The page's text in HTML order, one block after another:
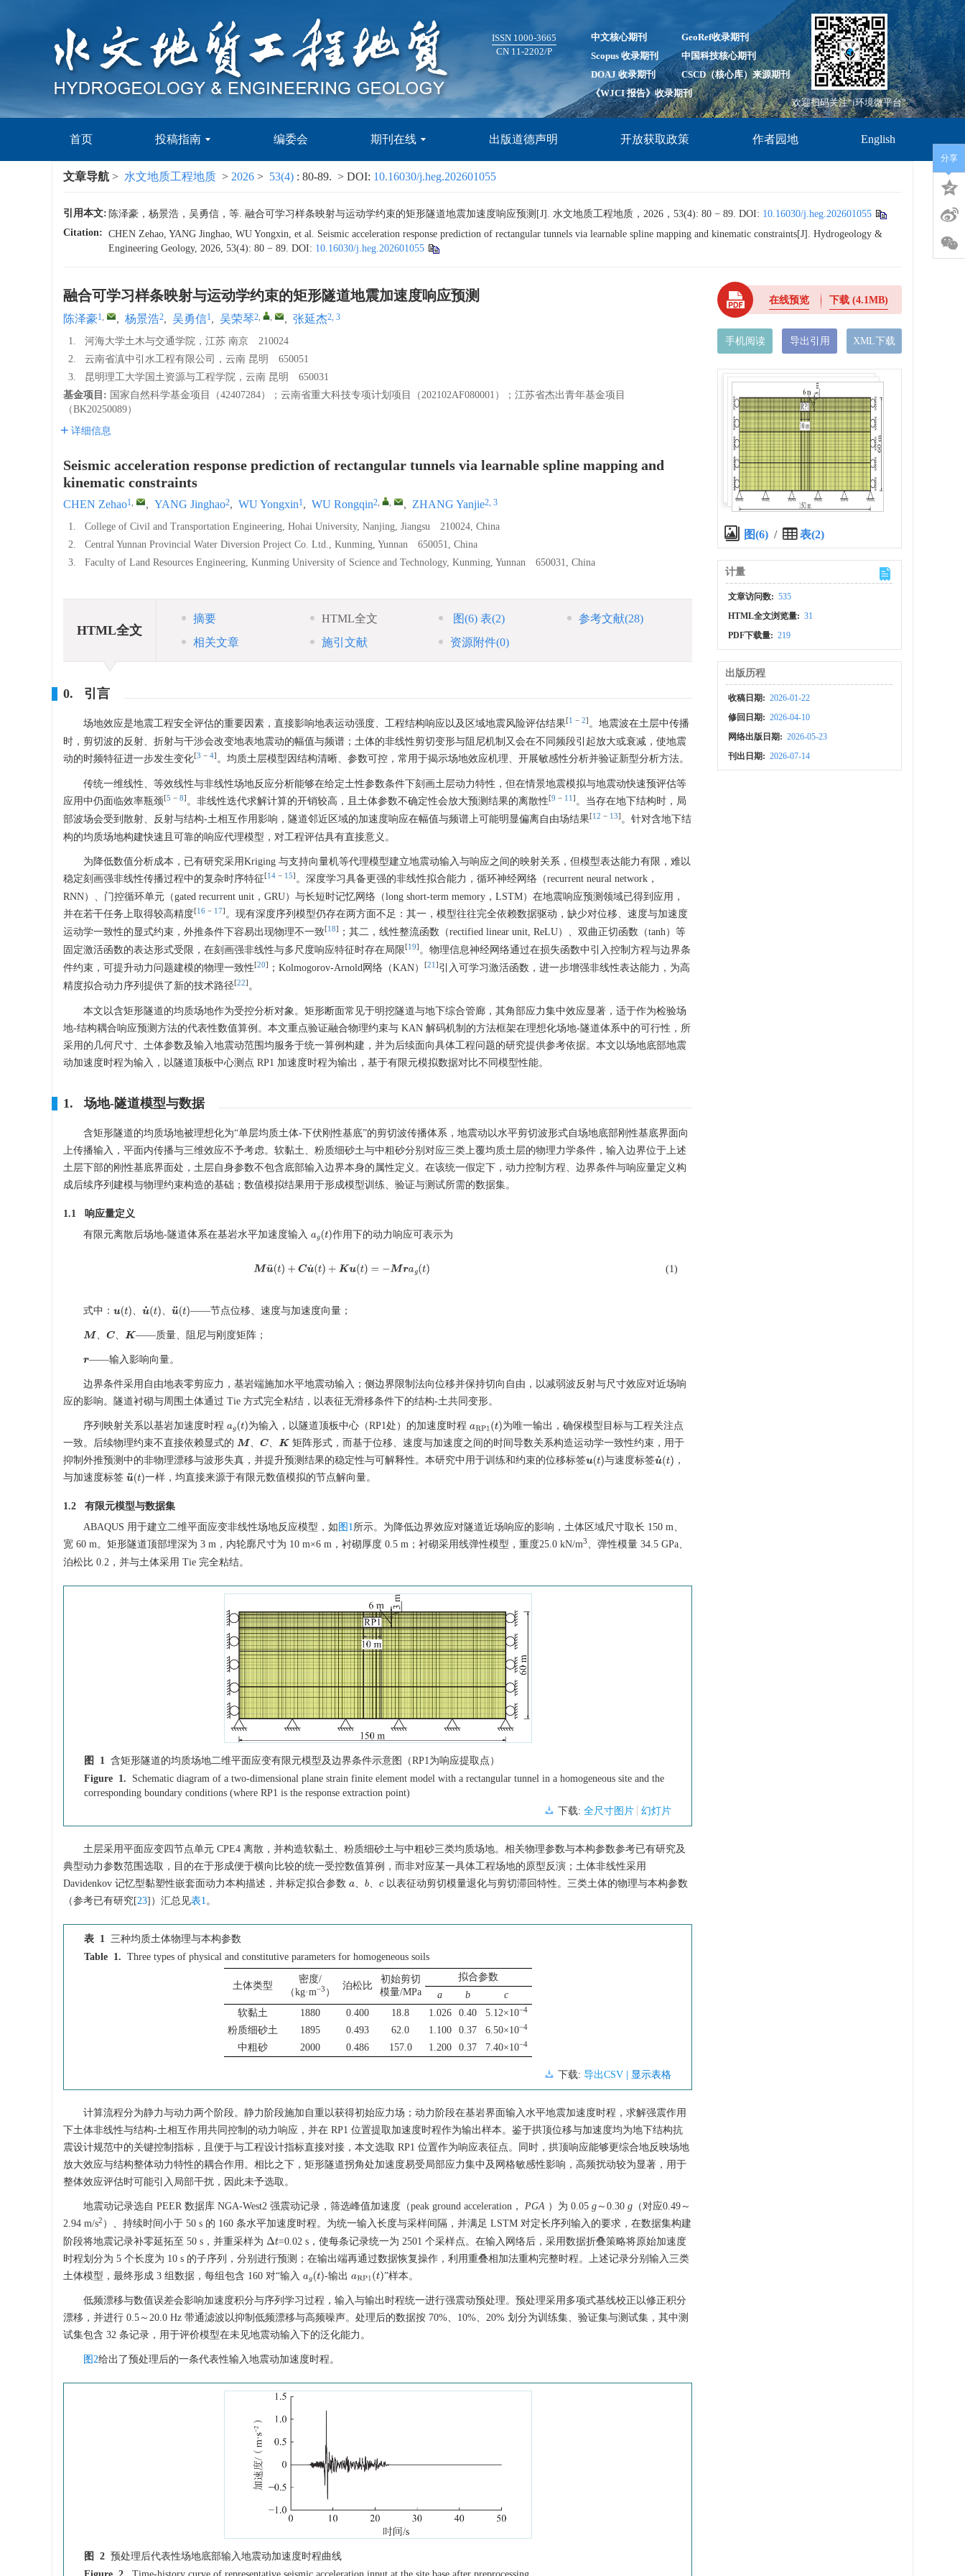
ISSN 1000-3665
CN 11-2202/P
中文核心期刊
GeoRef收录期刊
Scopus 收录期刊
中国科技核心期刊
DOAJ 收录期刊
CSCD（核心库）来源期刊
《WJCI 报告》收录期刊
欢迎扫码关注“i环境微平台”
首页 投稿指南 编委会 期刊在线 出版道德声明 开放获取政策 作者园地 English
文章导航 > 水文地质工程地质 > 2026 > 53(4) : 80-89. > DOI: 10.16030/j.heg.202601055
引用本文: 陈泽豪，杨景浩，吴勇信，等. 融合可学习样条映射与运动学约束的矩形隧道地震加速度响应预测[J]. 水文地质工程地质，2026，53(4): 80 − 89. DOI: 10.16030/j.heg.202601055
Citation: CHEN Zehao, YANG Jinghao, WU Yongxin, et al. Seismic acceleration response prediction of rectangular tunnels via learnable spline mapping and kinematic constraints[J]. Hydrogeology &
Engineering Geology, 2026, 53(4): 80 − 89. DOI: 10.16030/j.heg.202601055
融合可学习样条映射与运动学约束的矩形隧道地震加速度响应预测
陈泽豪1, , 杨景浩2, 吴勇信1, 吴荣琴2, , , 张延杰2, 3
1.
河海大学土木与交通学院，江苏 南京 210024
2.
云南省滇中引水工程有限公司，云南 昆明 650051
3.
昆明理工大学国土资源与工程学院，云南 昆明 650031
基金项目: 国家自然科学基金项目（42407284）；云南省重大科技专项计划项目（202102AF080001）；江苏省杰出青年基金项目
（BK20250089）
详细信息
Seismic acceleration response prediction of rectangular tunnels via learnable spline mapping and
kinematic constraints
CHEN Zehao1, , YANG Jinghao2, WU Yongxin1, WU Rongqin2, , , ZHANG Yanjie2, 3
1.
College of Civil and Transportation Engineering, Hohai University, Nanjing, Jiangsu 210024, China
2.
Central Yunnan Provincial Water Diversion Project Co. Ltd., Kunming, Yunnan 650051, China
3.
Faculty of Land Resources Engineering, Kunming University of Science and Technology, Kunming, Yunnan 650031, China
HTML全文
摘要 HTML全文 图(6) 表(2) 参考文献(28)
相关文章
施引文献 资源附件(0)
0. 引言
场地效应是地震工程安全评估的重要因素，直接影响地表运动强度、工程结构响应以及区域地震风险评估结果[1 − 2] 。地震波在土层中传播
时，剪切波的反射、折射与干涉会改变地表地震动的幅值与频谱；土体的非线性剪切变形与阻尼机制又会在不同频段引起放大或衰减，使地震
动的时频特征进一步发生变化[3 − 4] 。均质土层模型因结构清晰、参数可控，常用于揭示场地效应机理、开展敏感性分析并验证新型分析方法。
传统一维线性、等效线性与非线性场地反应分析能够在给定土性参数条件下刻画土层动力特性，但在情景地震模拟与地震动快速预评估等
应用中仍面临效率瓶颈[5 − 8] 。非线性迭代求解计算的开销较高，且土体参数不确定性会放大预测结果的离散性[9 − 11 ] 。当存在地下结构时，局
部波场会受到散射、反射与结构-土相互作用影响，隧道邻近区域的加速度响应在幅值与频谱上可能明显偏离自由场结果[12 − 13] 。针对含地下结
构的均质场地构建快速且可靠的响应代理模型，对工程评估具有直接意义。
为降低数值分析成本，已有研究采用Kriging 与支持向量机等代理模型建立地震动输入与响应之间的映射关系，但模型表达能力有限，难以
稳定刻画强非线性传播过程中的复杂时序特征[14 − 15] 。深度学习具备更强的非线性拟合能力，循环神经网络（recurrent neural network，
RNN）、门控循环单元（gated recurrent unit，GRU）与长短时记忆网络（long short-term memory，LSTM）在地震响应预测领域已得到应用，
并在若干任务上取得较高精度[16 − 17] 。现有深度序列模型仍存在两方面不足：其一，模型往往完全依赖数据驱动，缺少对位移、速度与加速度
运动学一致性的显式约束，外推条件下容易出现物理不一致[18]
；其二，线性整流函数（rectified linear unit, ReLU）、双曲正切函数（tanh）等
固定激活函数的表达形式受限，在刻画强非线性与多尺度响应特征时存在局限[19] 。物理信息神经网络通过在损失函数中引入控制方程与边界条
件约束，可提升动力问题建模的物理一致性[20] ；Kolmogorov-Arnold网络（KAN） [21 ] 引入可学习激活函数，进一步增强非线性表达能力，为高
精度拟合动力序列提供了新的技术路径[22] 。
本文以含矩形隧道的均质场地作为受控分析对象。矩形断面常见于明挖隧道与地下综合管廊，其角部应力集中效应显著，适于作为检验场
地-结构耦合响应预测方法的代表性数值算例。本文重点验证融合物理约束与 KAN 解码机制的方法框架在理想化场地-隧道体系中的可行性，所
采用的几何尺寸、土体参数及输入地震动范围均服务于统一算例构建，并为后续面向具体工程问题的研究提供参考依据。本文以场地底部地震
动加速度时程为输入，以隧道顶板中心测点 RP1 加速度时程为输出，基于有限元模拟数据对比不同模型性能。
1. 场地-隧道模型与数据
含矩形隧道的均质场地被理想化为“单层均质土体-下伏刚性基底”的剪切波传播体系，地震动以水平剪切波形式自场地底部刚性基底界面向
上传播输入，平面内传播与三维效应不予考虑。软黏土、粉质细砂土与中粗砂分别对应三类上覆均质土层的物理力学条件，输入边界位于上述
土层下部的刚性基底界面处，土层自身参数不包含底部输入边界本身的属性定义。在该统一假定下，动力控制方程、边界条件与响应量定义构
成后续序列建模与物理约束构造的基础；数值模拟结果用于形成模型训练、验证与测试所需的数据集。
1.1 响应量定义
有限元离散后场地-隧道体系在基岩水平加速度输入
ag(t)
作用下的动力响应可表示为
M ¨ t)+Cu˙ ) +K u(t)= ag(t )
(1)
式中： u t)
、 u (t)
、 u¨(t)
——节点位移、速度与加速度向量；
M
、 C
、 K
——质量、阻尼与刚度矩阵；
r
——输入影响向量。
边界条件采用自由地表零剪应力，基岩端施加水平地震动输入；侧边界限制法向位移并保持切向自由，以减弱波反射与尺寸效应对近场响
应的影响。隧道衬砌与周围土体通过 Tie 方式完全粘结，以表征无滑移条件下的结构-土共同变形。
序列映射关系以基岩加速度时程 ag(t)
为输入，以隧道顶板中心（RP1处）的加速度时程 aRP1(t)
为唯一输出，确保模型目标与工程关注点
一致。后续物理约束不直接依赖显式的
M
、 C
、 K
矩阵形式，而基于位移、速度与加速度之间的时间导数关系构造运动学一致性约束，用于
抑制外推预测中的非物理漂移与波形失真，并提升预测结果的稳定性与可解释性。本研究中用于训练和约束的位移标签
u(t)
与速度标签 u，
与加速度标签
u¨(t)
一样，均直接来源于有限元数值模拟的节点解向量。
1.2 有限元模型与数据集
ABAQUS 用于建立二维平面应变非线性场地反应模型，如 图1所示。为降低边界效应对隧道近场响应的影响，土体区域尺寸取长 150 m、
宽 60 m。矩形隧道顶部埋深为 3 m，内轮廓尺寸为 10 m×6 m，衬砌厚度 0.5 m；衬砌采用线弹性模型，重度25.0 kN/m3、弹性模量 34.5 GPa、
泊松比 0.2，并与土体采用 Tie 完全粘结。
图 1
含矩形隧道的均质场地二维平面应变有限元模型及边界条件示意图（RP1为响应提取点）
Figure 1.
Schematic diagram of a two-dimensional plane strain finite element model with a rectangular tunnel in a homogeneous site and the
corresponding boundary conditions (where RP1 is the response extraction point)
下载: 全尺寸图片 幻灯片
土层采用平面应变四节点单元 CPE4 离散，并构造软黏土、粉质细砂土与中粗砂三类均质场地。相关物理参数与本构参数参考已有研究及
典型动力参数范围选取，目的在于形成便于横向比较的统一受控数值算例，而非对应某一具体工程场地的原型反演；土体非线性采用
Davidenkov 记忆型黏塑性嵌套面动力本构描述，并标定拟合参数
a
、 b
、 c
以表征动剪切模量退化与剪切滞回特性。三类土体的物理与本构参数
（参考已有研究[23]）汇总见表1 。
表 1
三种均质土体物理与本构参数
Table 1. Three types of physical and constitutive parameters for homogeneous soils
土体类型
密度/
（kg·m−3 ）
泊松比
初始剪切
模量/MPa
拟合参数
a
b
c
软黏土
1880 0.400 18.8 1.026 0.40 5.12×10−4
粉质细砂土 1895 0.493 62.0 1.100 0.37 6.50×10−4
中粗砂 2000 0.486 157.0 1.200 0.37 7.40×10−4
下载: 导出CSV | 显示表格
计算流程分为静力与动力两个阶段。静力阶段施加自重以获得初始应力场；动力阶段在基岩界面输入水平地震加速度时程，求解强震作用
下土体非线性与结构-土相互作用共同控制的动力响应，并在 RP1 位置提取加速度时程作为输出样本。鉴于拱顶位移与加速度均为地下结构抗
震设计规范中的关键控制指标，且便于与工程设计指标直接对接，本文选取 RP1 位置作为响应表征点。同时，拱顶响应能够更综合地反映场地
放大效应与结构整体动力特性的耦合作用。相比之下，矩形隧道拐角处加速度易受局部应力集中及网格敏感性影响，高频扰动较为显著，用于
整体效应评估时可能引入局部干扰，因此未予选取。
地震动记录选自 PEER 数据库 NGA-West2 强震动记录，筛选峰值加速度（peak ground acceleration， PGA ）为 0.05 g ～0.30 g （对应0.49～
2.94 m/s2 ）、持续时间小于 50 s 的 160 条水平加速度时程。为统一输入长度与采样间隔，并满足 LSTM 对定长序列输入的要求，在数据集构建
阶段将地震记录补零延拓至 50 s，并重采样为
Δt
=0.02 s，使每条记录统一为 2501 个采样点。在输入网络后，采用数据折叠策略将原始加速度
时程划分为 5 个长度为 10 s 的子序列，分别进行预测；在输出端再通过数据恢复操作，利用重叠相加法重构完整时程。上述记录分别输入三类
土体模型，最终形成 3 组数据，每组包含 160 对“输入
ag(t)
-输出 aRP 1(t)
”样本。
低频漂移与数值误差会影响加速度积分与序列学习过程，输入与输出时程统一进行强震动预处理。预处理采用多项式基线校正以修正积分
漂移，并进行 0.5～20.0 Hz 带通滤波以抑制低频漂移与高频噪声。处理后的数据按 70%、10%、20% 划分为训练集、验证集与测试集，其中测
试集包含 32 条记录，用于评价模型在未见地震动输入下的泛化能力。
图2给出了预处理后的一条代表性输入地震动加速度时程。
图 2 预处理后代表性场地底部输入地震动加速度时程曲线
在线预览 下载(4.1MB)
手机阅读 导出引用 XML下载
图(6) / 表(2)
计量
文章访问数: 535
HTML全文浏览量: 31
PDF下载量: 219
出版历程
收稿日期: 2026-01-22
修回日期: 2026-04-10
网络出版日期: 2026-05-23
刊出日期: 2026-07-14
分享